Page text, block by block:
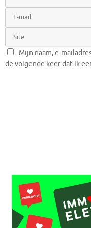
Mijn naam, e-
de volgende keer dat ik